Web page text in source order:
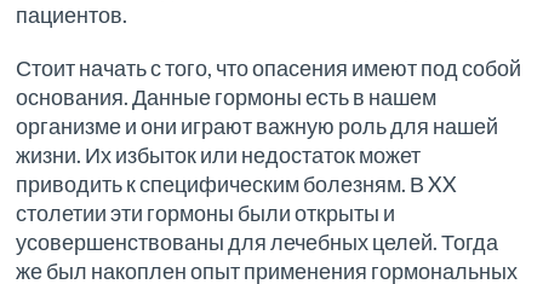
пациентов.
Стоит начать с того, что опасения имеют под собой
основания. Данные гормоны есть в нашем
организме и они играют важную роль для нашей
жизни. Их избыток или недостаток может
приводить к специфическим болезням. В XX
столетии эти гормоны были открыты и
усовершенствованы для лечебных целей. Тогда
же был накоплен опыт применения гормональных